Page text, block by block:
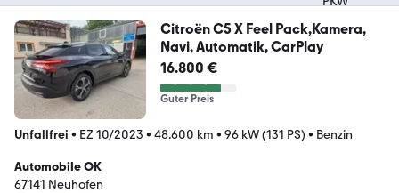
Citroën C5 X Feel Pack,Kamera,
Navi, Automatik, CarPlay
16.800 €
Guter Preis
Unfallfrei • EZ 10/2023 • 48.600 km • 96 kW (131 PS) • Benzin
Automobile OK
67141 Neuhofen